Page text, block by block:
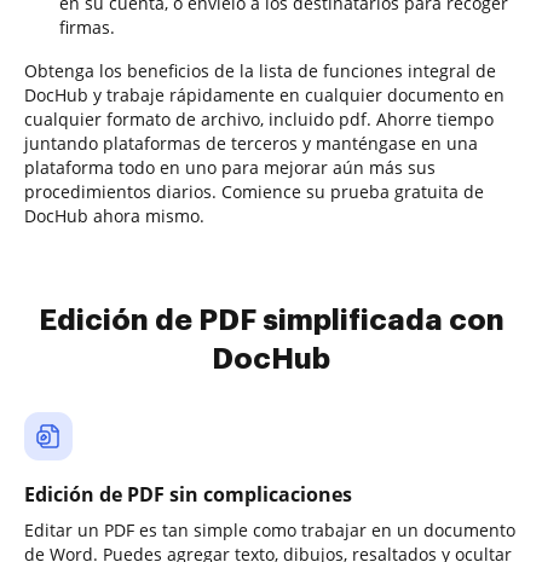
firmas.
Obtenga los beneficios de la lista de funciones integral de
DocHub y trabaje rápidamente en cualquier documento en
cualquier formato de archivo, incluido pdf. Ahorre tiempo
juntando plataformas de terceros y manténgase en una
plataforma todo en uno para mejorar aún más sus
procedimientos diarios. Comience su prueba gratuita de
DocHub ahora mismo.
Edición de PDF simplificada con
DocHub
Edición de PDF sin complicaciones
Editar un PDF es tan simple como trabajar en un documento
de Word. Puedes agregar texto, dibujos, resaltados y ocultar